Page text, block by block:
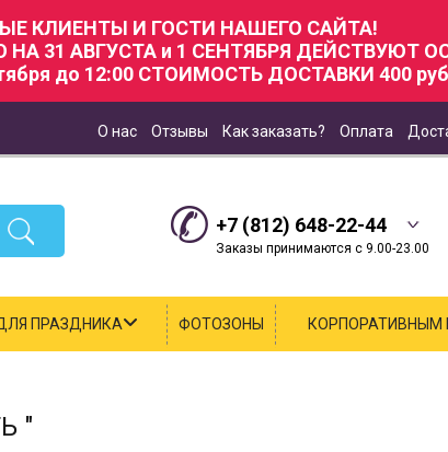
КЛИЕНТЫ И ГОСТИ НАШЕГО САЙТА!
31 АВГУСТА и 1 СЕНТЯБРЯ ДЕЙСТВУЮТ
до 12:00 СТОИМОСТЬ ДОСТАВКИ 400 руб
О нас Отзывы Как заказать? Оплата
+7 (812) 648-22-44
Заказы принимаются с 9.00-23.00
ПРАЗДНИКА ФОТОЗОНЫ КОРПОРАТИВНЫМ
"